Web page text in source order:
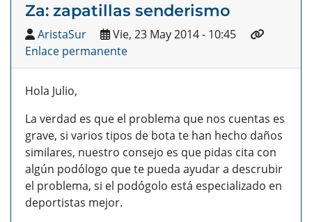
Za: zapatillas senderismo
AristaSur
Vie, 23 May 2014 - 10:45
Enlace permanente
Hola Julio,
La verdad es que el problema que nos cuentas es
grave, si varios tipos de bota te han hecho daños
similares, nuestro consejo es que pidas cita con
algún podólogo que te pueda ayudar a descrubir
el problema, si el podógolo está especializado en
deportistas mejor.